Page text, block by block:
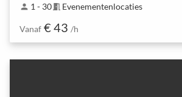
person 1 - 30meeting_room Evenementenlocaties
Vanaf € 43 /h